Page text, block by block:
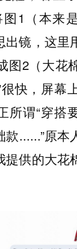
1（本来
出镜，这里
图2（大花
快，屏幕
谓“穿搭
......”原本
提供的大花